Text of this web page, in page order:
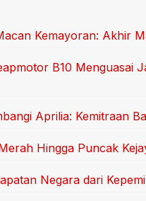
Kemayoran: Akhir
B10 Menguasai
Aprilia: Kemitraan
Hingga Puncak
Negara dari